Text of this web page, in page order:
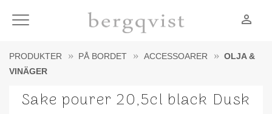
Meny person_outline
PRODUKTER PÅ BORDET ACCESSOARER
OLJA &
VINÄGER
Sake pourer 20,5cl black Dusk